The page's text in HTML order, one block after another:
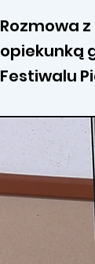
Rozmowa
opiekunką
Festiwalu